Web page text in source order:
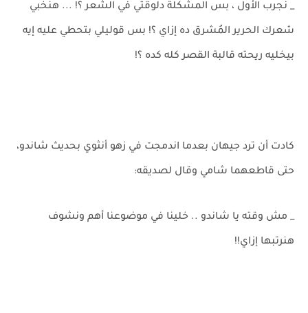
_ نجرب الأول ، بس المشكلة دلوقتي في الشعر ؟! ... هنخبي
شعرك الحرير المُشرق ده إزاي ؟! بس قوليلي بتحطي عليه إيه
بيخليه ريحته قالبة القصر كله كده ؟!
كادت أن ترد جيهان بعدما اندمجت في زهو أنثوي بحديث شاندو،
حتى قاطعهما شامي وقال لصديقه:
_ مش وقته يا شاندو .. خلينا في موضوعنا أهم ونشوف
هنرتبها إزاي!!